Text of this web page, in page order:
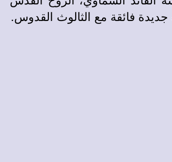
فائقة مع الثالوث القدوس.